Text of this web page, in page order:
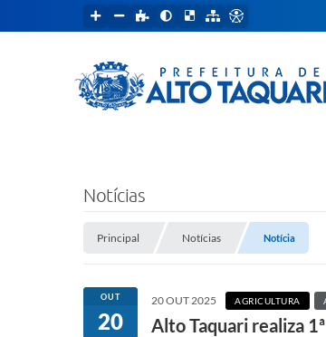
Notícias
Principal Notícias Notícia
OUT
20
20 OUT 2025 AGRICULTURA
Alto Taquari realiza